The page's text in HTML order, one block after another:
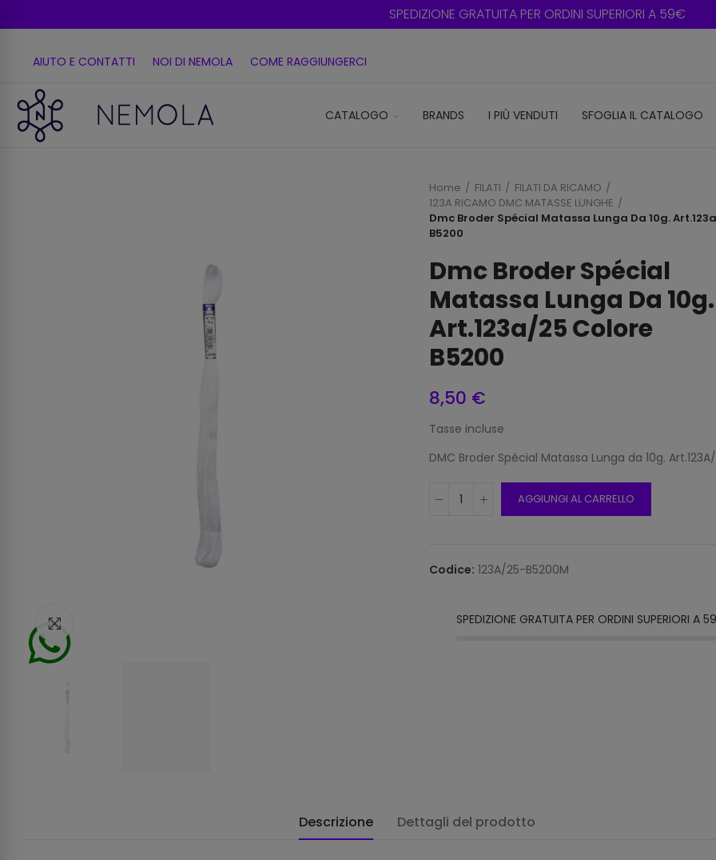
SPEDIZIONE GRATUITA PER ORDINI SUPERIORI A 59€
AIUTO E CONTATTI NOI DI NEMOLA COME RAGGIUNGERCI
CATALOGO BRANDS I PIÙ VENDUTI SFOGLIA IL CATALOGO
Home FILATI
FILATI DA RICAMO
123A RICAMO DMC MATASSE LUNGHE
Dmc Broder Spécial Matassa Lunga Da 10g.
B5200
Dmc Broder Spécial
Matassa Lunga Da 10g.
Art.123a/25 Colore
B5200
8,50 €
Tasse incluse
DMC Broder Spécial Matassa Lunga da 10g.
AGGIUNGI AL CARRELLO
Codice: 123A/25-B5200M
SPEDIZIONE GRATUITA PER ORDINI SUPERIORI A
Descrizione Dettagli del prodotto
Per